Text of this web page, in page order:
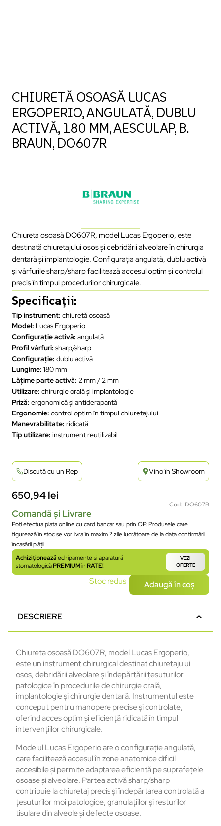
CHIURETĂ OSOASĂ LUCAS
ERGOPERIO, ANGULATĂ, DUBLU
ACTIVĂ, 180 MM, AESCULAP, B.
BRAUN, DO607R
Chiureta osoasă DO607R, model Lucas Ergoperio, este
destinată chiuretajului osos și debridării alveolare în chirurgia
dentară și implantologie. Configurația angulată, dublu activă
și vârfurile sharp/sharp facilitează accesul optim și controlul
precis în timpul procedurilor chirurgicale.
Specificații:
Tip instrument: chiuretă osoasă
Model: Lucas Ergoperio
Configurație activă: angulată
Profil vârfuri: sharp/sharp
Configurație: dublu activă
Lungime: 180 mm
Lățime parte activă: 2 mm / 2 mm
Utilizare: chirurgie orală și implantologie
Priză: ergonomică și antiderapantă
Ergonomie: control optim în timpul chiuretajului
Manevrabilitate: ridicată
Tip utilizare: instrument reutilizabil
Discută cu un Rep Vino în Showroom
650,94lei
Cod: DO607R
Comandă și Livrare
Poți efectua plata online cu card bancar sau prin OP. Produsele care
figurează în stoc se vor livra în maxim 2 zile lucrătoare de la data confirmării
încasării plății.
Achiziționeazăechipamente și aparatură
stomatologicăPREMIUMînRATE!
VEZI
OFERTE
Stoc redus Adaugă în coș
DESCRIERE
Chiureta osoasă DO607R, model Lucas Ergoperio,
este un instrument chirurgical destinat chiuretajului
osos, debridării alveolare și îndepărtării țesuturilor
patologice în procedurile de chirurgie orală,
implantologie și chirurgie dentară. Instrumentul este
conceput pentru manopere precise și controlate,
oferind acces optim și eficiență ridicată în timpul
intervențiilor chirurgicale.
Modelul Lucas Ergoperio are o configurație angulată,
care facilitează accesul în zone anatomice dificil
accesibile și permite adaptarea eficientă pe suprafețele
osoase și alveolare. Partea activă sharp/sharp
contribuie la chiuretaj precis și îndepărtarea controlată a
țesuturilor moi patologice, granulațiilor și resturilor
tisulare din alveole și defecte osoase.